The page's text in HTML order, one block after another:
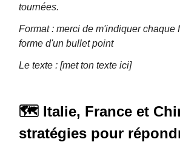
tournées.
Format : merci de m'indiquer chaque
forme d'un bullet point
Le texte : [met ton texte ici]
🗺 Italie, France et
stratégies pour